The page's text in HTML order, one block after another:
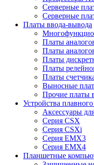
Серверные
Серверные
Платы ввода-вывода
Платы
Платы
Платы
Платы
Платы
Выносные
Прочие платы
Устройства
Аксессуары
Серия CSX
Серия CSXi
Серия EMX3
Серия EMX4
Планшетные